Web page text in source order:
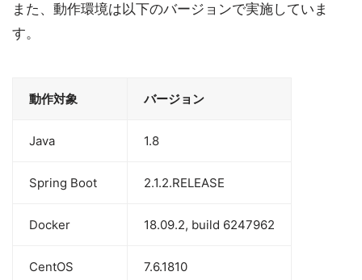
また、動作環境は以下のバージョンで実施していま
す。
動作対象 バージョン
Java 1.8
Spring Boot 2.1.2.RELEASE
Docker 18.09.2, build 6247962
CentOS 7.6.1810